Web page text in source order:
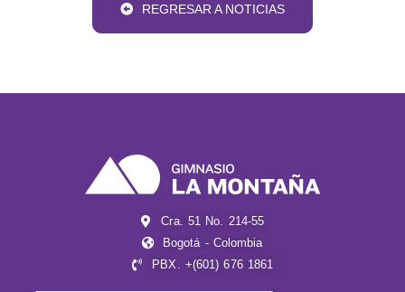
REGRESAR A NOTICIAS
Cra. 51 No. 214-55
Bogotá - Colombia
PBX. +(601) 676 1861